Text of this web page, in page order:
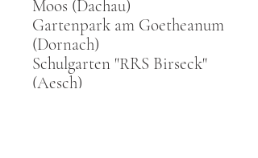
Moos (Dachau)
Gartenpark am Goetheanum
(Dornach)
Schulgarten "RRS Birseck"
(Aesch)